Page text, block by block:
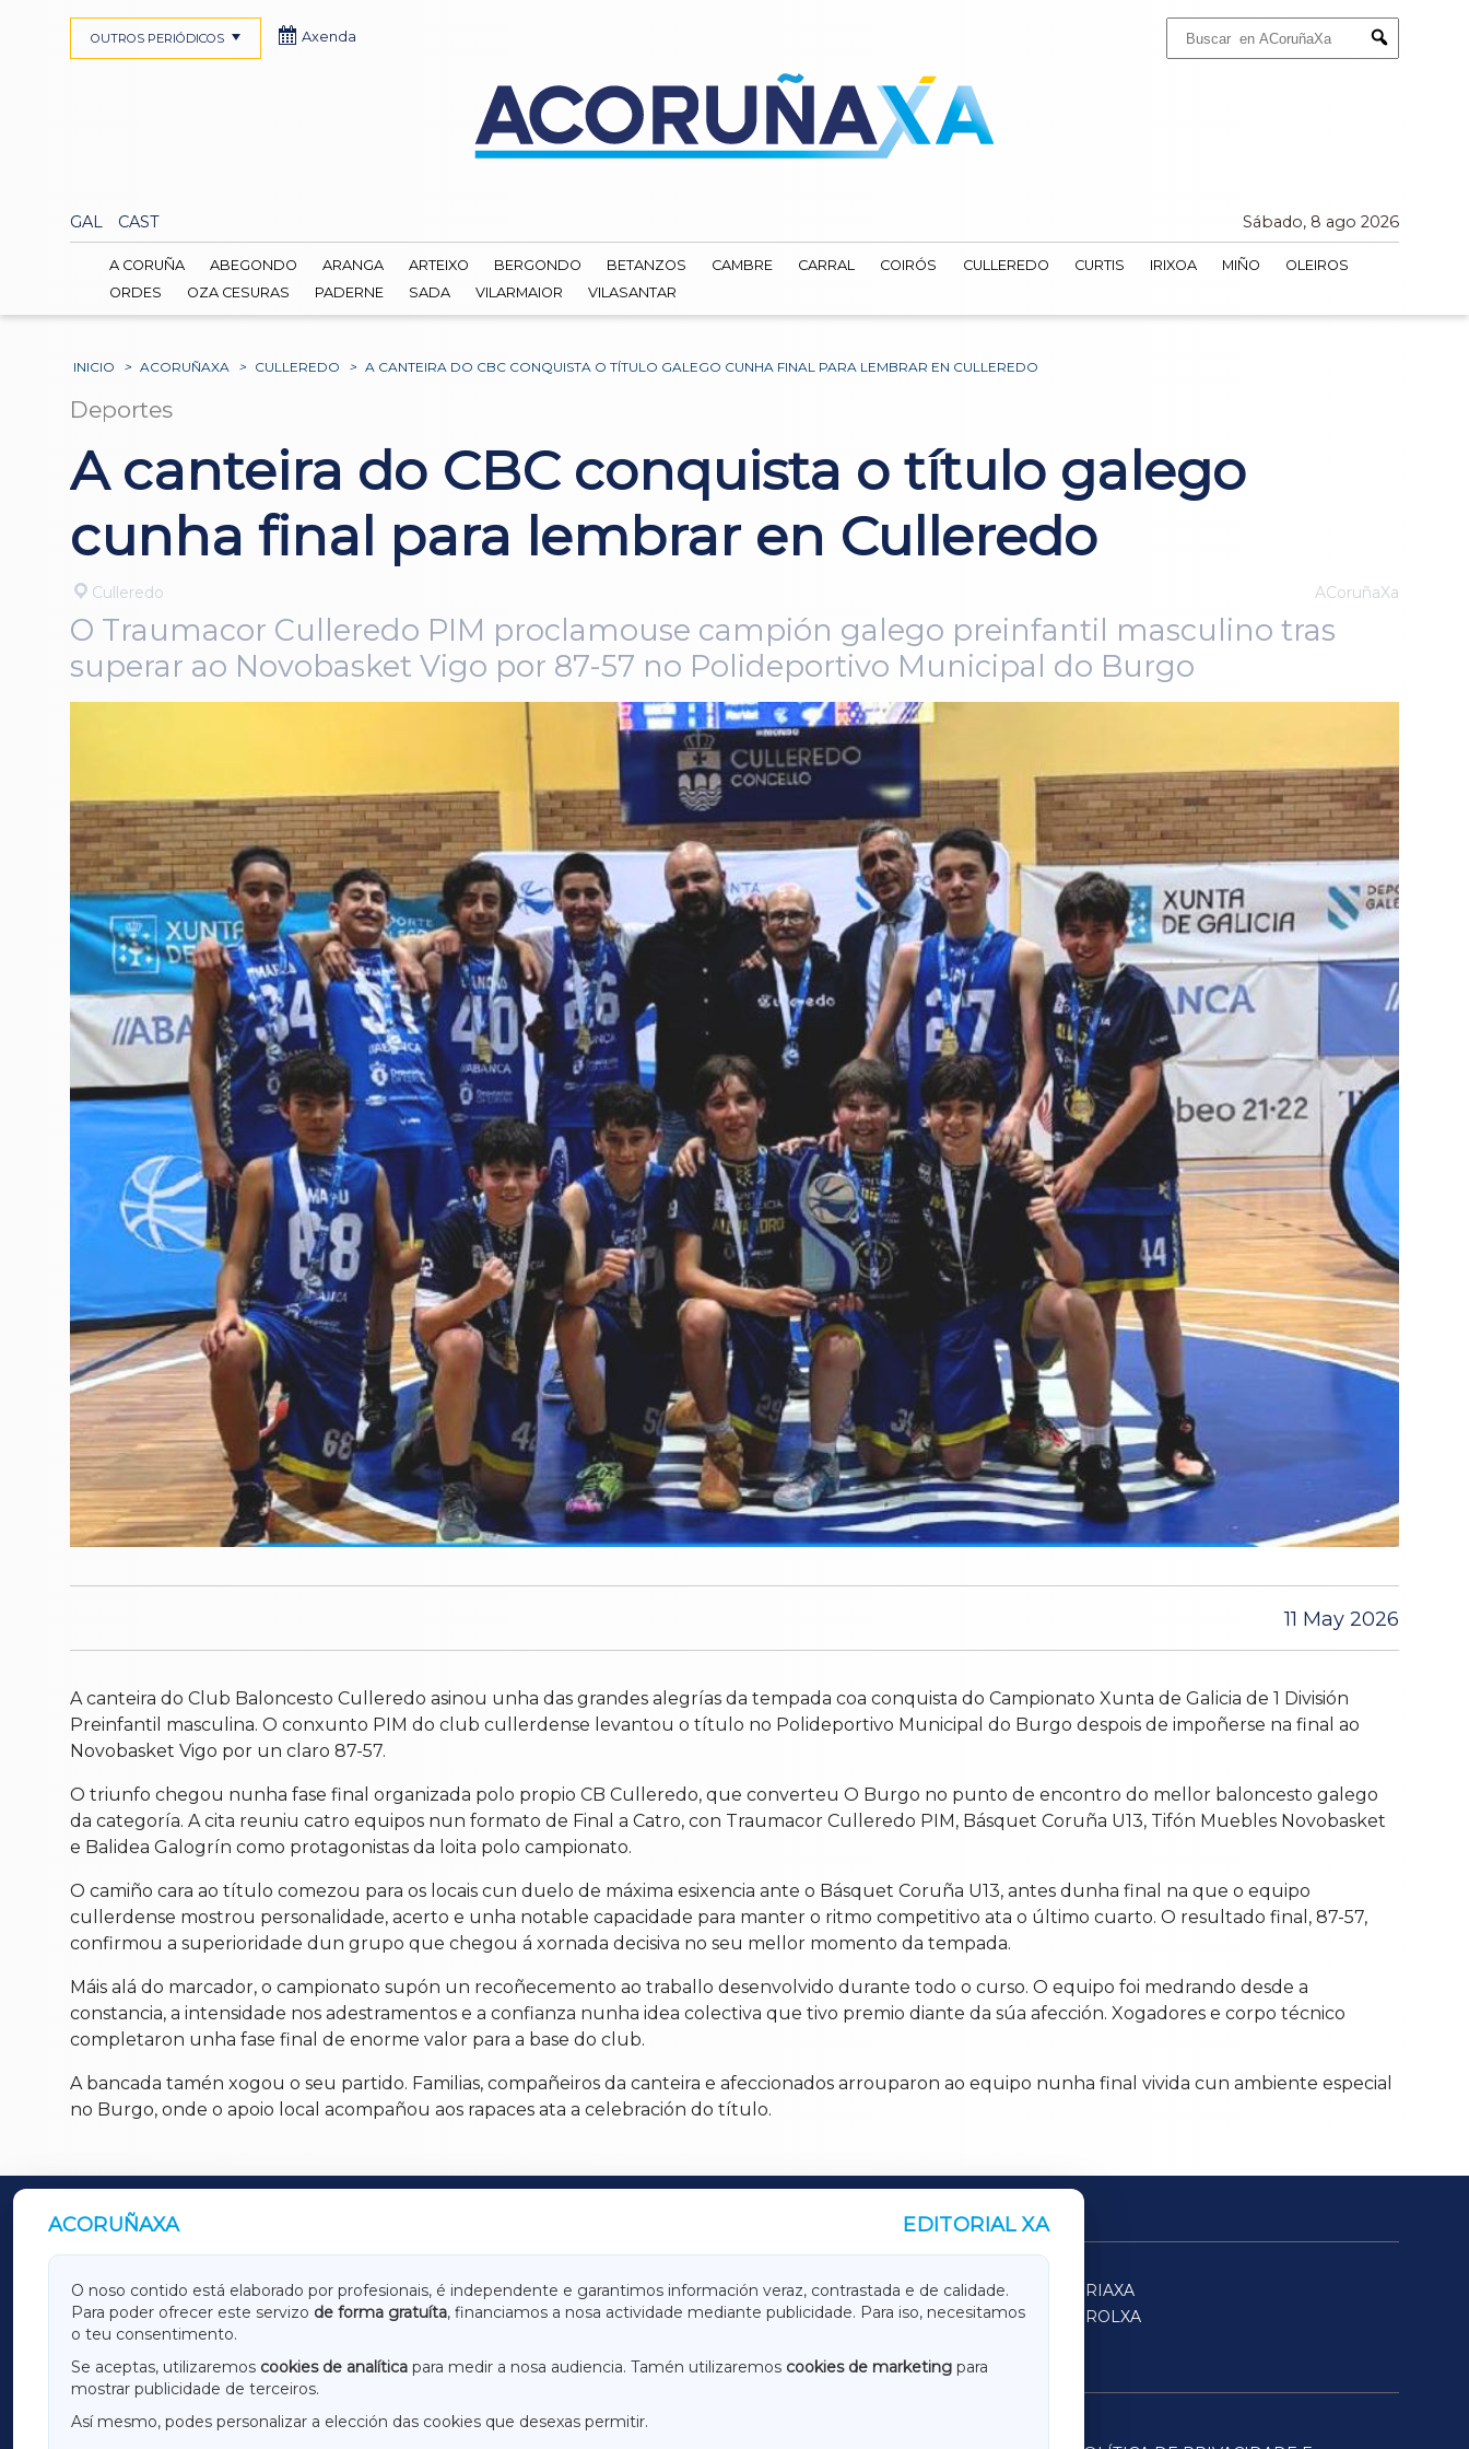
Submit
GAL CAST Sábado, 8 ago 2026
OUTROS PERIÓDICOS Axenda
A CORUÑA ABEGONDO ARANGA ARTEIXO BERGONDO BETANZOS CAMBRE CARRAL COIRÓS CULLEREDO CURTIS IRIXOA MIÑO
OLEIROS
ORDES
OZA CESURAS PADERNE SADA VILARMAIOR VILASANTAR
INICIO > ACORUÑAXA > CULLEREDO > A CANTEIRA DO CBC CONQUISTA O TÍTULO GALEGO CUNHA FINAL PARA LEMBRAR EN CULLEREDO
Deportes
A canteira do CBC conquista o título galego
cunha final para lembrar en Culleredo
Culleredo ACoruñaXa
O Traumacor Culleredo PIM proclamouse campión galego preinfantil masculino tras
superar ao Novobasket Vigo por 87-57 no Polideportivo Municipal do Burgo
11 May 2026
A canteira do Club Baloncesto Culleredo asinou unha das grandes alegrías da tempada coa conquista do Campionato Xunta de Galicia de 1 División
Preinfantil masculina. O conxunto PIM do club cullerdense levantou o título no Polideportivo Municipal do Burgo despois de impoñerse na final ao
Novobasket Vigo por un claro 87-57.
O triunfo chegou nunha fase final organizada polo propio CB Culleredo, que converteu O Burgo no punto de encontro do mellor baloncesto galego
da categoría. A cita reuniu catro equipos nun formato de Final a Catro, con Traumacor Culleredo PIM, Básquet Coruña U13, Tifón Muebles Novobasket
e Balidea Galogrín como protagonistas da loita polo campionato.
O camiño cara ao título comezou para os locais cun duelo de máxima esixencia ante o Básquet Coruña U13, antes dunha final na que o equipo
cullerdense mostrou personalidade, acerto e unha notable capacidade para manter o ritmo competitivo ata o último cuarto. O resultado final, 87-57,
confirmou a superioridade dun grupo que chegou á xornada decisiva no seu mellor momento da tempada.
Máis alá do marcador, o campionato supón un recoñecemento ao traballo desenvolvido durante todo o curso. O equipo foi medrando desde a
constancia, a intensidade nos adestramentos e a confianza nunha idea colectiva que tivo premio diante da súa afección. Xogadores e corpo técnico
completaron unha fase final de enorme valor para a base do club.
A bancada tamén xogou o seu partido. Familias, compañeiros da canteira e afeccionados arrouparon ao equipo nunha final vivida cun ambiente especial
no Burgo, onde o apoio local acompañou aos rapaces ata a celebración do título.
ACORUÑAXA EDITORIAL XA
O noso contido está elaborado por profesionais, é independente e garantimos información veraz, contrastada e de calidade.
Para poder ofrecer este servizo de forma gratuíta, financiamos a nosa actividade mediante publicidade. Para iso, necesitamos
o teu consentimento.
Se aceptas, utilizaremos cookies de analítica para medir a nosa audiencia. Tamén utilizaremos cookies de marketing para
mostrar publicidade de terceiros.
Así mesmo, podes personalizar a elección das cookies que desexas permitir.
OUTROS PERIÓDICOS
GALICIAXA LUGOXA TERRACHAXA
SARRIAXA
AMARIÑAXA
RIBEIRASACRAXA ACORUÑAXA
FERROLXA
OURENSEXA